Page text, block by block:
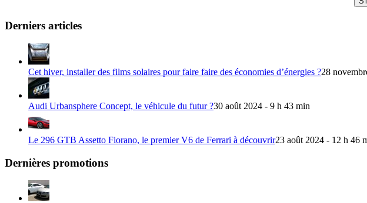
Derniers articles
Cet hiver, installer des films solaires pour faire faire des économies d’énergies ?28
Audi Urbansphere Concept, le véhicule du futur ?30 août 2024 - 9 h 43 min
Le 296 GTB Assetto Fiorano, le premier V6 de Ferrari à découvrir23 août 2024 - 12 h 46
Dernières promotions